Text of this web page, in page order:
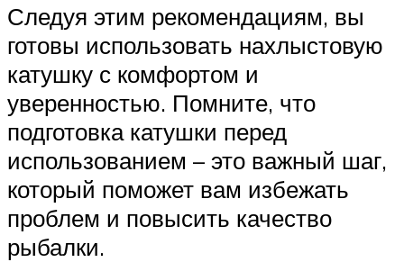
Следуя этим рекомендациям, вы
готовы использовать нахлыстовую
катушку с комфортом и
уверенностью. Помните, что
подготовка катушки перед
использованием – это важный шаг,
который поможет вам избежать
проблем и повысить качество
рыбалки.